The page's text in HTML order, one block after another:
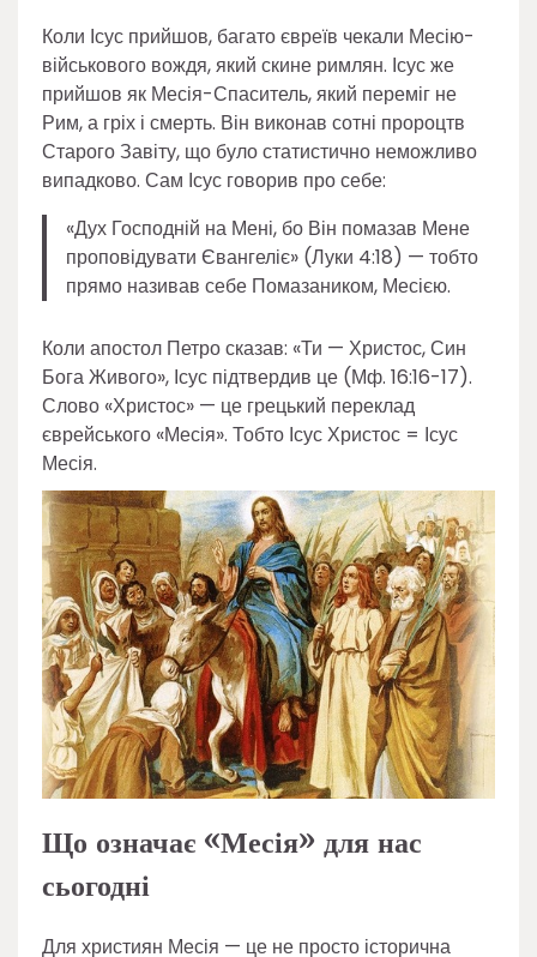
Коли Ісус прийшов, багато євреїв чекали Месію-
військового вождя, який скине римлян. Ісус же
прийшов як Месія-Спаситель, який переміг не
Рим, а гріх і смерть. Він виконав сотні пророцтв
Старого Завіту, що було статистично неможливо
випадково. Сам Ісус говорив про себе:
«Дух Господній на Мені, бо Він помазав Мене
проповідувати Євангеліє» (Луки 4:18) — тобто
прямо називав себе Помазаником, Месією.
Коли апостол Петро сказав: «Ти — Христос, Син
Бога Живого», Ісус підтвердив це (Мф. 16:16-17).
Слово «Христос» — це грецький переклад
єврейського «Месія». Тобто Ісус Христос = Ісус
Месія.
Що означає «Месія» для нас
сьогодні
Для християн Месія — це не просто історична